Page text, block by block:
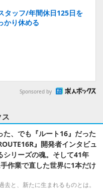
タッフ/年間休日125日を
かり休める
Sponsored by
ス
た、でも『ルート16』だった
』開発者インタビュ
シリーズの魂。そして41年
作業で直した世界に1本だけ
と、新たに生まれるものとは。